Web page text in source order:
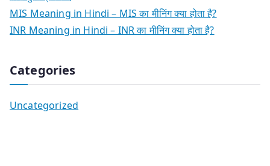
MIS Meaning in Hindi – MIS का मीनिंग क्या होता है?
INR Meaning in Hindi – INR का मीनिंग क्या होता है?
Categories
Uncategorized